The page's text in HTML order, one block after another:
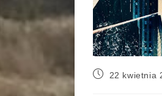
22 kwietnia